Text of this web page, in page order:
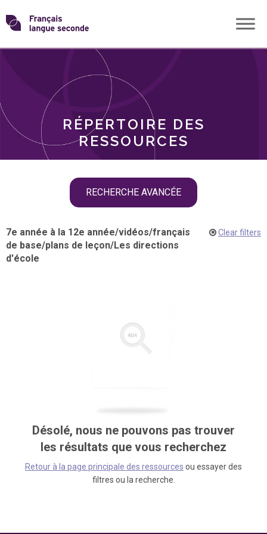
Skip
toTransformons
langue
RÉPERTOIRE DES
RESSOURCES
RECHERCHE AVANCÉE
THÈMES
7e année à la 12e année/vidéos/français
de base/plans de leçon/Les directions
d'école
Clear filters
Désolé, nous ne pouvons pas trouver
les résultats que vous recherchez
Retour à la page principale des ressources ou essayer des
filtres ou la recherche.